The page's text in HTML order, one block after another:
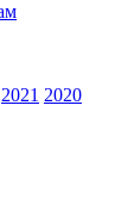
2021 2020